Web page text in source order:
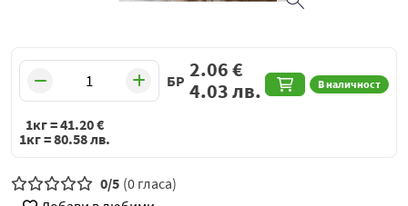
БР В наличност
2.06€
4.03лв.
1кг =41.20€
1кг =80.58лв.
0/5 (0 гласа)